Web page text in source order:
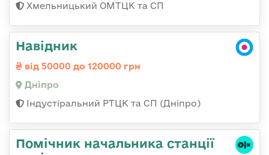
Хмельницький ОМТЦК та СП
Навідник
від 50000 до 120000 грн
Дніпро
Індустіральний РТЦК та СП (Дніпро)
Помічник начальника станції